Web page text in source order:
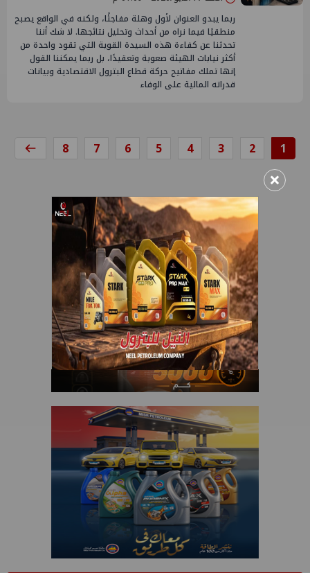
ربما يبدو العنوان لأول وهلة مفاجئًا، ولكنه في الواقع يصبح
منطقيًا فيما نراه من أحداث وتحليل نتائجها. لا شك أننا
تحدثنا عن كفاءة هذه السيدة القوية التي تقود واحدة من
أكثر نيابات الهيئة صعوبة وتعقيدًا، بل ربما يمكننا القول
إنها تملك مفاتيح حركة قطاع البترول الاقتصادية وبيانات
قدراته المالية على الوفاء
1
2
3
4
5
6
7
8
×